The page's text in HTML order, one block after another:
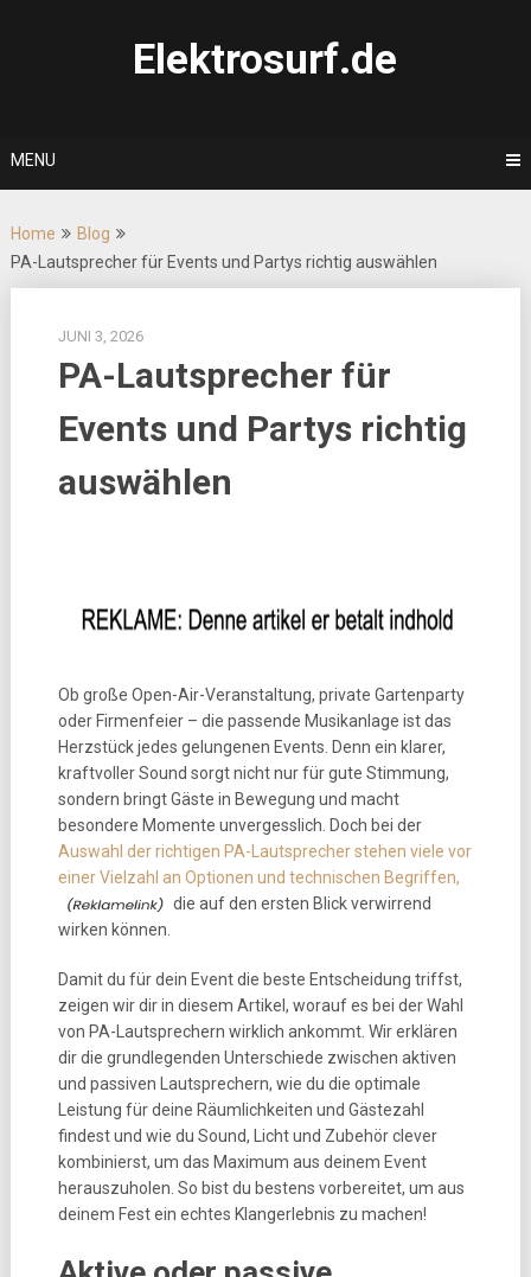
Elektrosurf.de
MENU
Home
Blog
PA-Lautsprecher für Events und Partys richtig auswählen
JUNI 3, 2026
PA-Lautsprecher für
Events und Partys richtig
auswählen
Ob große Open-Air-Veranstaltung, private Gartenparty
oder Firmenfeier – die passende Musikanlage ist das
Herzstück jedes gelungenen Events. Denn ein klarer,
kraftvoller Sound sorgt nicht nur für gute Stimmung,
sondern bringt Gäste in Bewegung und macht
besondere Momente unvergesslich. Doch bei der
Auswahl der richtigen PA-Lautsprecher stehen viele vor
einer Vielzahl an Optionen und technischen Begriffen,
die auf den ersten Blick verwirrend
wirken können.
Damit du für dein Event die beste Entscheidung triffst,
zeigen wir dir in diesem Artikel, worauf es bei der Wahl
von PA-Lautsprechern wirklich ankommt. Wir erklären
dir die grundlegenden Unterschiede zwischen aktiven
und passiven Lautsprechern, wie du die optimale
Leistung für deine Räumlichkeiten und Gästezahl
findest und wie du Sound, Licht und Zubehör clever
kombinierst, um das Maximum aus deinem Event
herauszuholen. So bist du bestens vorbereitet, um aus
deinem Fest ein echtes Klangerlebnis zu machen!